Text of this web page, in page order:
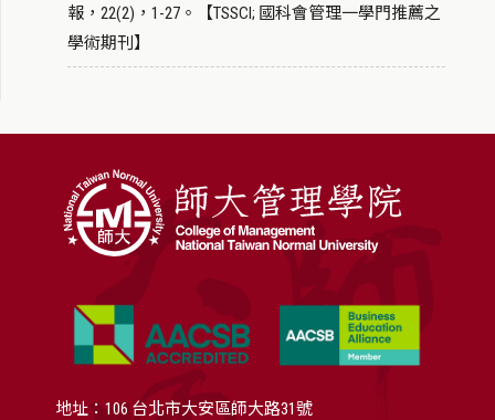
報，22(2)，1-27。【TSSCI; 國科會管理一學門推薦之
學術期刊】
地址：106 台北市大安區師大路31號